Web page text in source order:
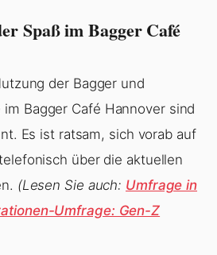
Spaß im Bagger Café
der Bagger und
Bagger Café Hannover sind
Es ist ratsam, sich vorab auf
über die aktuellen
(Lesen Sie auch: Umfrage in
Umfrage: Gen-Z